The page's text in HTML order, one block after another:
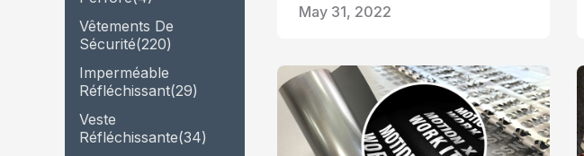
Vêtements De
Sécurité(220)
Imperméable
Réfléchissant(29)
Veste
Réfléchissante(34)
May 31, 2022